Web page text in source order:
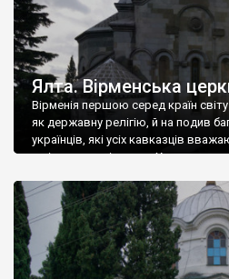
Ялта. Вірменська
Вірменія першою серед країн
як державну релігію, й на подив
українців, які усіх кавказців
є відданими вірянами Христа